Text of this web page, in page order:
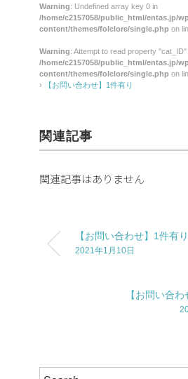
Warning: Undefined array key 0 in
/home/c2157058/public_html/entas.jp/
content/themes/folclore/single.php on
Warning: Attempt to read property "cat_ID"
/home/c2157058/public_html/entas.jp/
content/themes/folclore/single.php on
›
【お問い合わせ】1件有り
関連記事
関連記事はありません
【お問い合わせ】1件有り
2021年1月10日
【お問い合